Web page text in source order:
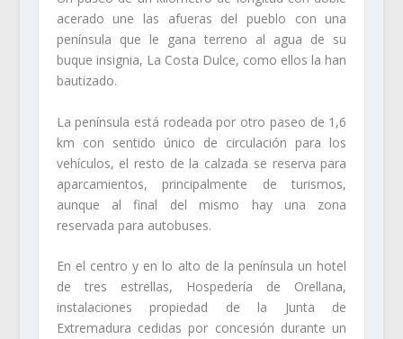
acerado une las afueras del pueblo con una
península que le gana terreno al agua de su
buque insignia, La Costa Dulce, como ellos la han
bautizado.
La península está rodeada por otro paseo de 1,6
km con sentido único de circulación para los
vehículos, el resto de la calzada se reserva para
aparcamientos, principalmente de turismos,
aunque al final del mismo hay una zona
reservada para autobuses.
En el centro y en lo alto de la península un hotel
de tres estrellas, Hospedería de Orellana,
instalaciones propiedad de la Junta de
Extremadura cedidas por concesión durante un